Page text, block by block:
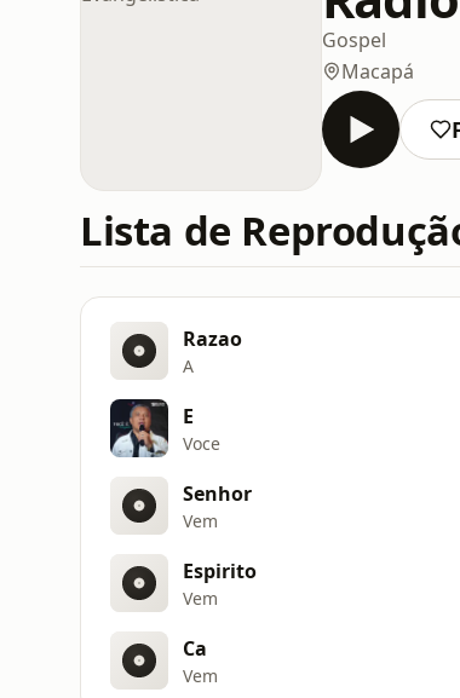
Gospel
Macapá
Lista de
Razao
A
E
Voce
Senhor
Vem
Espirito
Vem
Ca
Vem